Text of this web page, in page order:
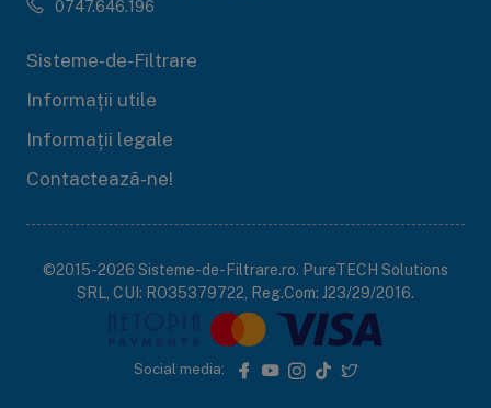
0747.646.196
Sisteme-de-Filtrare
Informații utile
Informații legale
Contactează-ne!
©2015-2026 Sisteme-de-Filtrare.ro. PureTECH Solutions
SRL, CUI: RO35379722, Reg.Com: J23/29/2016.
Social media: